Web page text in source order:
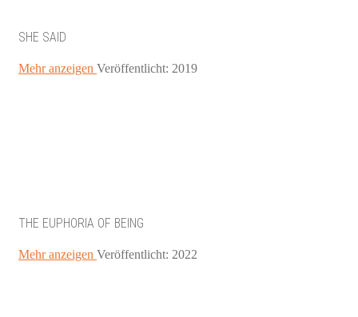
SHE SAID
Mehr anzeigen Veröffentlicht: 2019
THE EUPHORIA OF BEING
Mehr anzeigen Veröffentlicht: 2022